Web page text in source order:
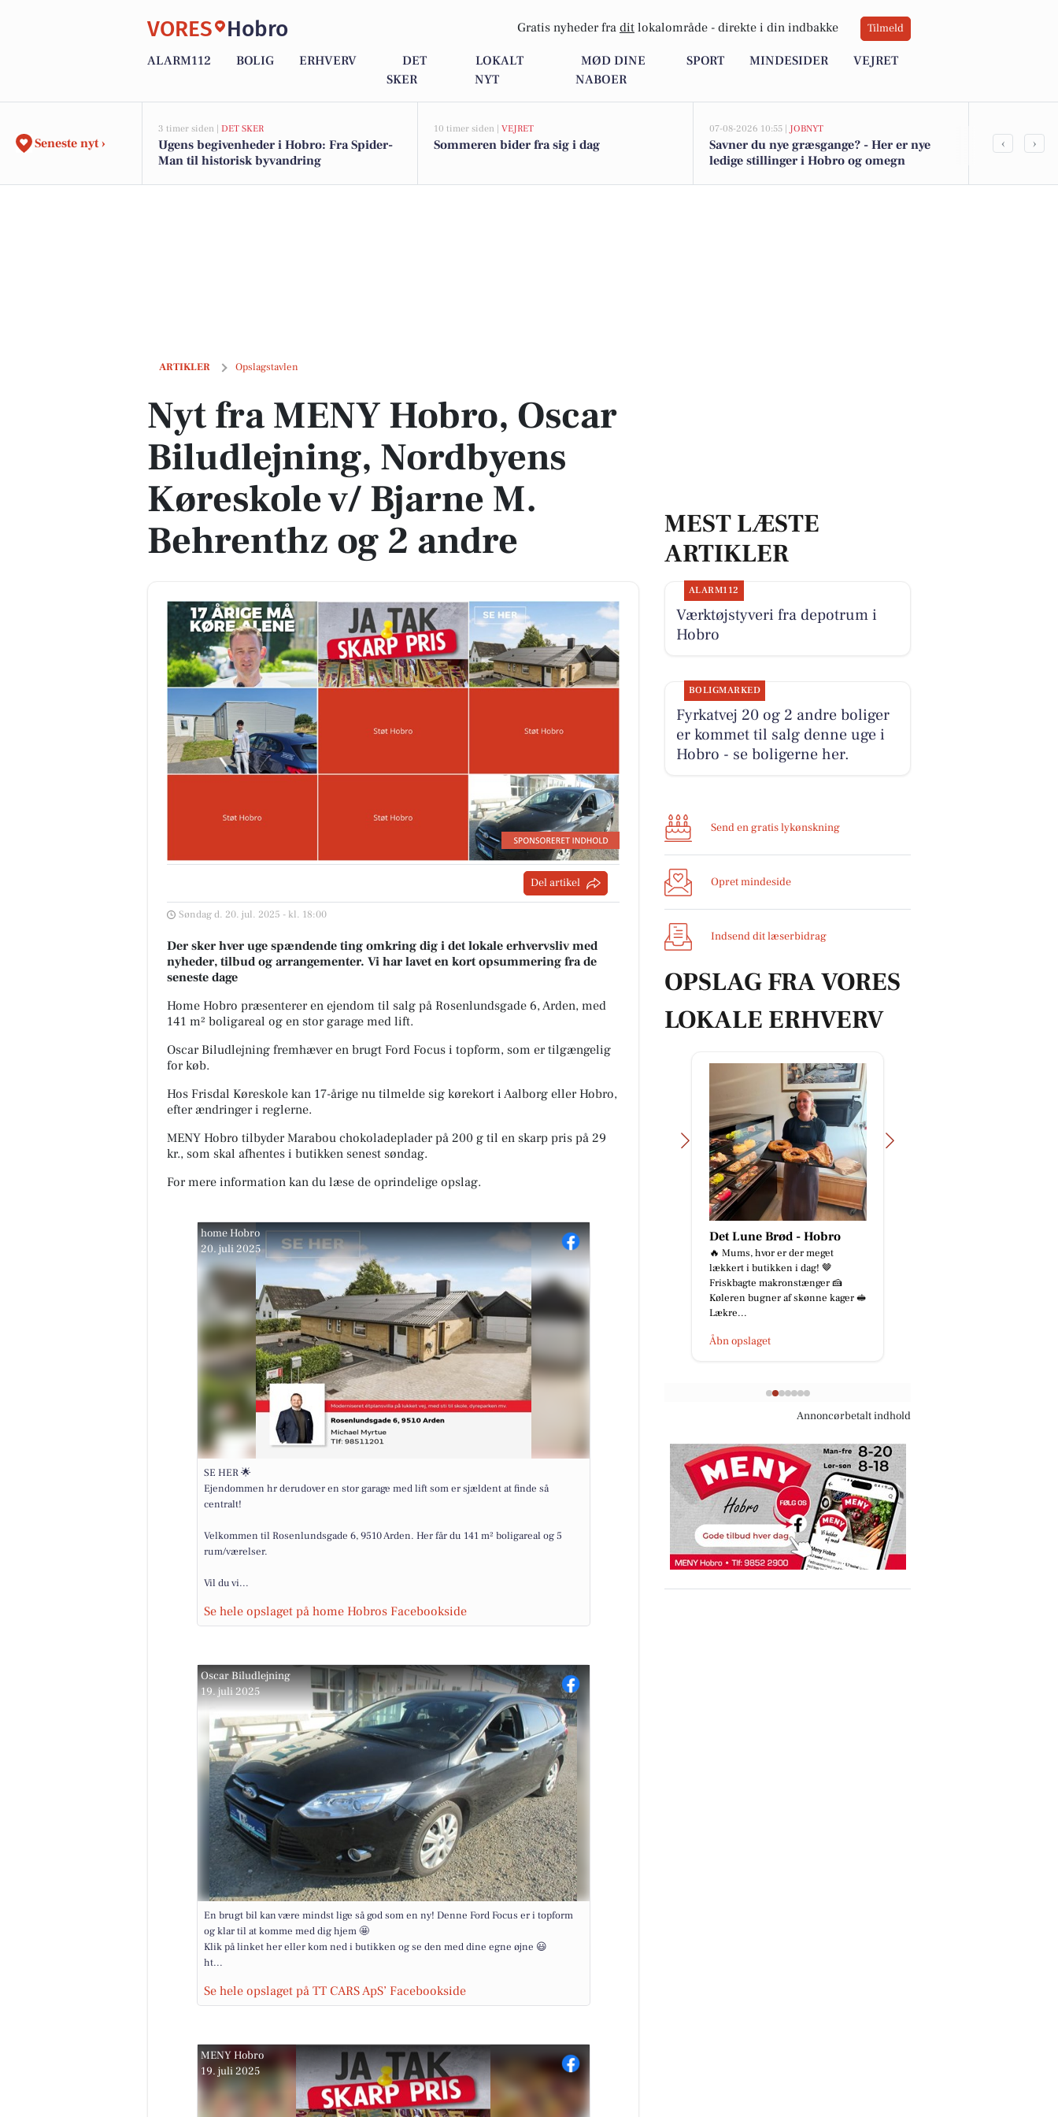
VORES Hobro Gratis nyheder fra dit lokalområde - direkte i din indbakke Tilmeld
ALARM112 BOLIG ERHVERV
DET
SKER
LOKALT
NYT
MØD DINE
NABOER
SPORT MINDESIDER VEJRET
Seneste nyt ›
3 timer siden | DET SKER
Ugens begivenheder i Hobro: Fra Spider-
Man til historisk byvandring
10 timer siden | VEJRET
Sommeren bider fra sig i dag
07-08-2026 10:55 | JOBNYT
Savner du nye græsgange? - Her er nye
ledige stillinger i Hobro og omegn
Ildløs i
‹ ›
ARTIKLER Opslagstavlen
Nyt fra MENY Hobro, Oscar Biludlejning, Nordbyens Køreskole v/ Bjarne M. Behrenthz og 2 andre
Nyt fra MENY Hobro, Oscar
Biludlejning, Nordbyens
Køreskole v/ Bjarne M.
Behrenthz og 2 andre
Del artikel
Søndag d. 20. jul. 2025 - kl. 18:00
Der sker hver uge spændende ting omkring dig i det lokale erhvervsliv med
nyheder, tilbud og arrangementer. Vi har lavet en kort opsummering fra de
seneste dage
Home Hobro præsenterer en ejendom til salg på Rosenlundsgade 6, Arden, med
141 m² boligareal og en stor garage med lift.
Oscar Biludlejning fremhæver en brugt Ford Focus i topform, som er tilgængelig
for køb.
Hos Frisdal Køreskole kan 17-årige nu tilmelde sig kørekort i Aalborg eller Hobro,
efter ændringer i reglerne.
MENY Hobro tilbyder Marabou chokoladeplader på 200 g til en skarp pris på 29
kr., som skal afhentes i butikken senest søndag.
For mere information kan du læse de oprindelige opslag.
home Hobro
20. juli 2025
SE HER 🌟
Ejendommen hr derudover en stor garage med lift som er sjældent at finde så
centralt!
Velkommen til Rosenlundsgade 6, 9510 Arden. Her får du 141 m² boligareal og 5
rum/værelser.
Vil du vi...
Se hele opslaget på home Hobros Facebookside
Oscar Biludlejning
19. juli 2025
En brugt bil kan være mindst lige så god som en ny! Denne Ford Focus er i topform
og klar til at komme med dig hjem 🤩
Klik på linket her eller kom ned i butikken og se den med dine egne øjne 😃
ht...
Se hele opslaget på TT CARS ApS’ Facebookside
MENY Hobro
19. juli 2025
MEST LÆSTE
ARTIKLER
ALARM112
Værktøjstyveri fra depotrum i
Hobro
BOLIGMARKED
Fyrkatvej 20 og 2 andre boliger
er kommet til salg denne uge i
Hobro - se boligerne her.
Send en gratis lykønskning
Opret mindeside
Indsend dit læserbidrag
OPSLAG FRA VORES
LOKALE ERHVERV
Oscar Biludlejning
Vi forstår godt hvorfor du ikke kan
fjerne blikket fra denne Mitsubishi
Space Star 😍 Det kan vi heller
ikke! Tag et nærmere...
Åbn opslaget
Det Lune Brød - Hobro
🔥 Mums, hvor er der meget
lækkert i butikken i dag! 🤎
Friskbagte makronstænger 🍰
Køleren bugner af skønne kager 🥪
Åbn opslaget
Annoncørbetalt indhold